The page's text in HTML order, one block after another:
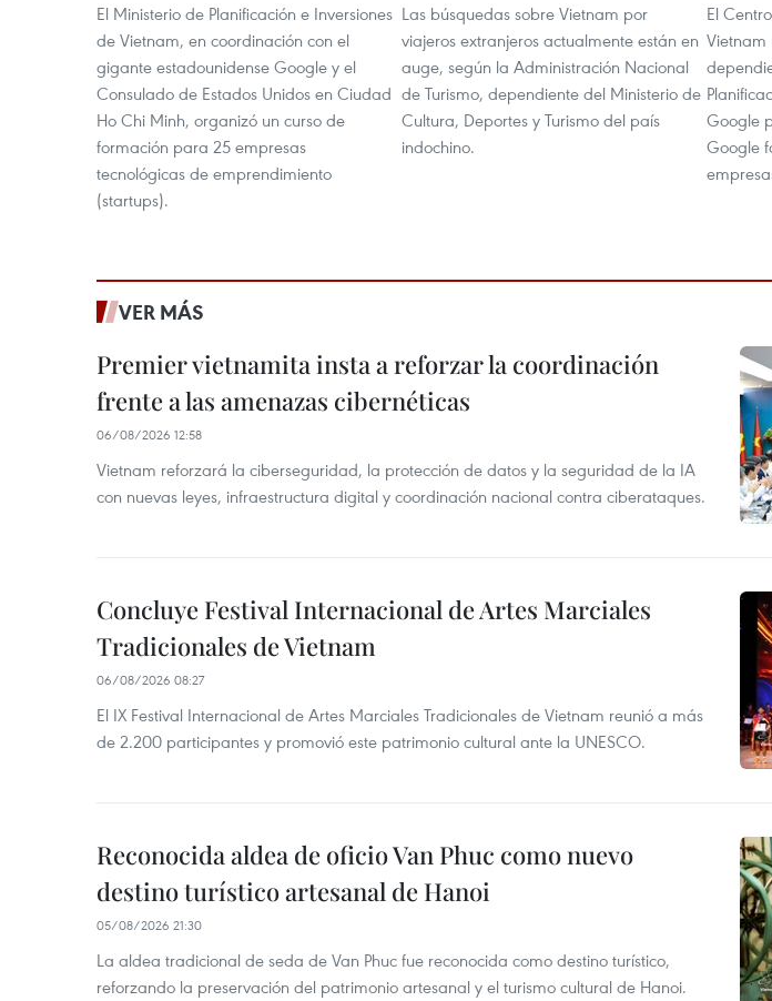
El Ministerio de Planificación e Inversiones
de Vietnam, en coordinación con el
gigante estadounidense Google y el
Consulado de Estados Unidos en Ciudad
Ho Chi Minh, organizó un curso de
formación para 25 empresas
tecnológicas de emprendimiento
(startups).
Las búsquedas sobre Vietnam por
viajeros extranjeros actualmente están en
auge, según la Administración Nacional
de Turismo, dependiente del Ministerio de
Cultura, Deportes y Turismo del país
indochino.
El
Vietnam
Google
Google
VER MÁS
Premier vietnamita insta a reforzar la coordinación
frente a las amenazas cibernéticas
06/08/2026 12:58
Vietnam reforzará la ciberseguridad, la protección de datos y la seguridad de la IA
con nuevas leyes, infraestructura digital y coordinación nacional contra ciberataques.
Concluye Festival Internacional de Artes Marciales
Tradicionales de Vietnam
06/08/2026 08:27
El IX Festival Internacional de Artes Marciales Tradicionales de Vietnam reunió a más
de 2.200 participantes y promovió este patrimonio cultural ante la UNESCO.
Reconocida aldea de oficio Van Phuc como nuevo
destino turístico artesanal de Hanoi
05/08/2026 21:30
La aldea tradicional de seda de Van Phuc fue reconocida como destino turístico,
reforzando la preservación del patrimonio artesanal y el turismo cultural de Hanoi.